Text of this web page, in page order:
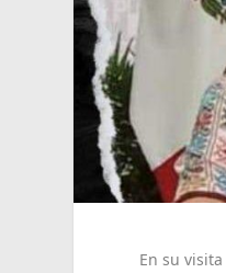
En su